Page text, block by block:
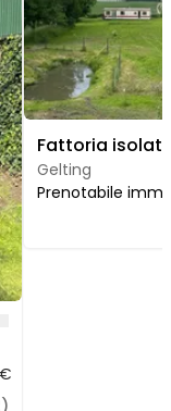
Gelting
Prenotabile